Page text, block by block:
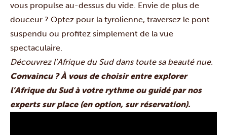
vous propulse au-dessus du vide. Envie de plus de
douceur ? Optez pour la tyrolienne, traversez le pont
suspendu ou profitez simplement de la vue
spectaculaire.
Découvrez l’Afrique du Sud dans toute sa beauté nue.
Convaincu ? À vous de choisir entre explorer
l’Afrique du Sud à votre rythme ou guidé par nos
experts sur place (en option, sur réservation).